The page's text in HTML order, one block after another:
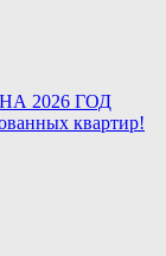
2026 ГОД
квартир!